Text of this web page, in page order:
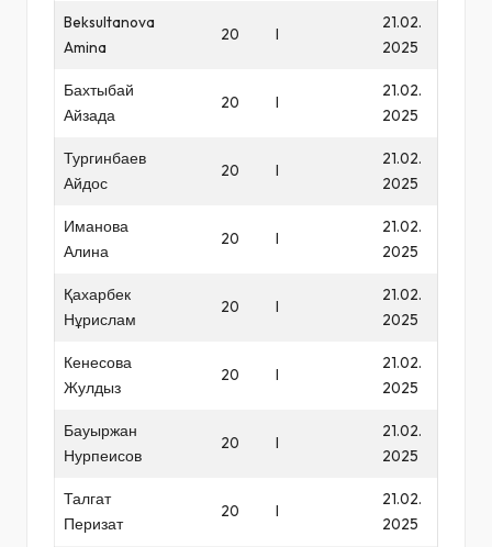
Beksultanova
Amina
20 I
21.02.
2025
Бахтыбай
Айзада
20 I
21.02.
2025
Тургинбаев
Айдос
20 I
21.02.
2025
Иманова
Алина
20 I
21.02.
2025
Қахарбек
Нұрислам
20 I
21.02.
2025
Кенесова
Жулдыз
20 I
21.02.
2025
Бауыржан
Нурпеисов
20 I
21.02.
2025
Талгат
Перизат
20 I
21.02.
2025